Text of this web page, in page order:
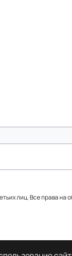
лиц. Все права на